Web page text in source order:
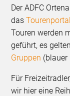
Der ADFC
dasTourenportal
Touren werden
geführt, es
Gruppen (blauer
Für
wir hier eine